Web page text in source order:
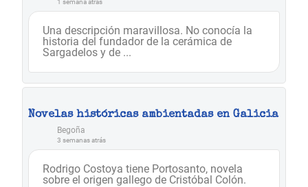
1 semana atrás
Una descripción maravillosa. No conocía la
historia del fundador de la cerámica de
Sargadelos y de ...
Novelas históricas ambientadas en Galicia
Begoña
3 semanas atrás
Rodrigo Costoya tiene Portosanto, novela
sobre el origen gallego de Cristóbal Colón.